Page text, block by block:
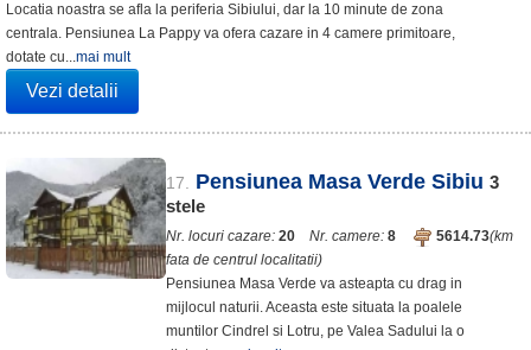
Locatia noastra se afla la periferia Sibiului, dar la 10 minute de zona
centrala. Pensiunea La Pappy va ofera cazare in 4 camere primitoare,
dotate cu...mai mult
Vezi detalii
17. Pensiunea Masa Verde Sibiu 3
stele
Nr. locuri cazare: 20 Nr. camere: 8 5614.73(km
fata de centrul localitatii)
Pensiunea Masa Verde va asteapta cu drag in
mijlocul naturii. Aceasta este situata la poalele
muntilor Cindrel si Lotru, pe Valea Sadului la o